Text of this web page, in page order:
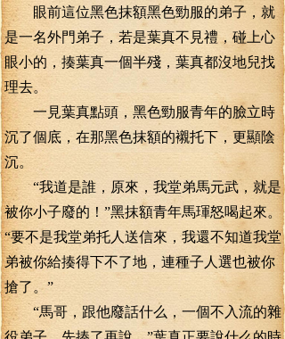
眼前這位黑色抹額黑色勁服的弟子，就
是一名外門弟子，若是葉真不見禮，碰上心
眼小的，揍葉真一個半殘，葉真都沒地兒找
理去。
一見葉真點頭，黑色勁服青年的臉立時
沉了個底，在那黑色抹額的襯托下，更顯陰
沉。
“我道是誰，原來，我堂弟馬元武，就是
被你小子廢的！”黑抹額青年馬琿怒喝起來。
“要不是我堂弟托人送信來，我還不知道我堂
弟被你給揍得下不了地，連種子人選也被你
搶了。”
“馬哥，跟他廢話什么，一個不入流的雜